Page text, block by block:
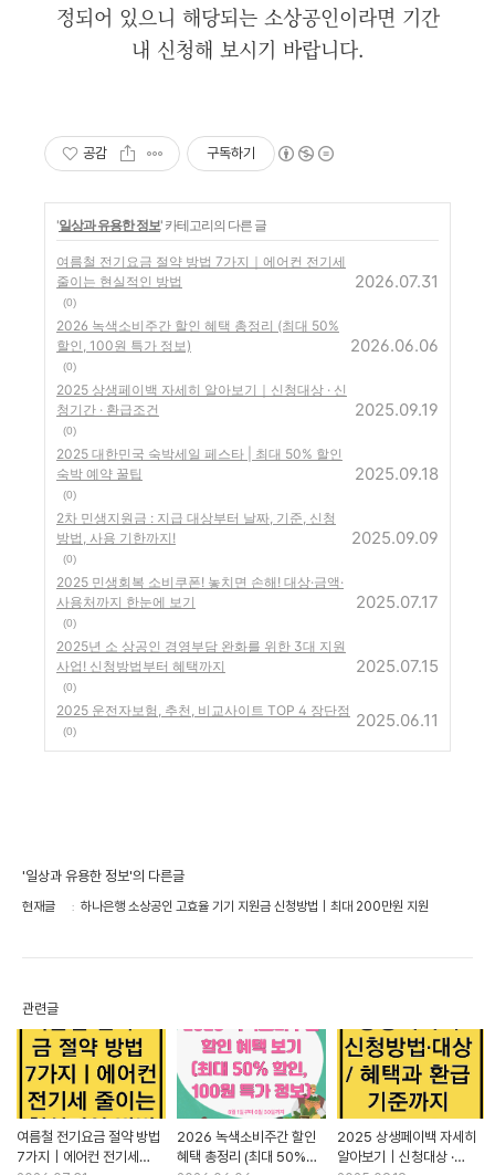
정되어 있으니 해당되는 소상공인이라면 기간
내 신청해 보시기 바랍니다.
공감 구독하기
'일상과 유용한 정보' 카테고리의 다른 글
여름철 전기요금 절약 방법 7가지｜에어컨 전기세
줄이는 현실적인 방법
(0)
2026.07.31
2026 녹색소비주간 할인 혜택 총정리 (최대 50%
할인, 100원 특가 정보)
(0)
2026.06.06
2025 상생페이백 자세히 알아보기｜신청대상 · 신
청기간 · 환급조건
(0)
2025.09.19
2025 대한민국 숙박세일 페스타 | 최대 50% 할인
숙박 예약 꿀팁
(0)
2025.09.18
2차 민생지원금 : 지급 대상부터 날짜, 기준, 신청
방법, 사용 기한까지!
(0)
2025.09.09
2025 민생회복 소비쿠폰! 놓치면 손해! 대상·금액·
사용처까지 한눈에 보기
(0)
2025.07.17
2025년 소 상공인 경영부담 완화를 위한 3대 지원
사업! 신청방법부터 혜택까지
(0)
2025.07.15
2025 운전자보험, 추천, 비교사이트 TOP 4 장단점
(0)
2025.06.11
'일상과 유용한 정보'의 다른글
현재글 하나은행 소상공인 고효율 기기 지원금 신청방법｜최대 200만원 지원
관련글
여름철 전기요금 절약 방법
7가지｜에어컨 전기세
2026 녹색소비주간 할인
혜택 총정리 (최대 50%
2025 상생페이백 자세히
알아보기｜신청대상 ·